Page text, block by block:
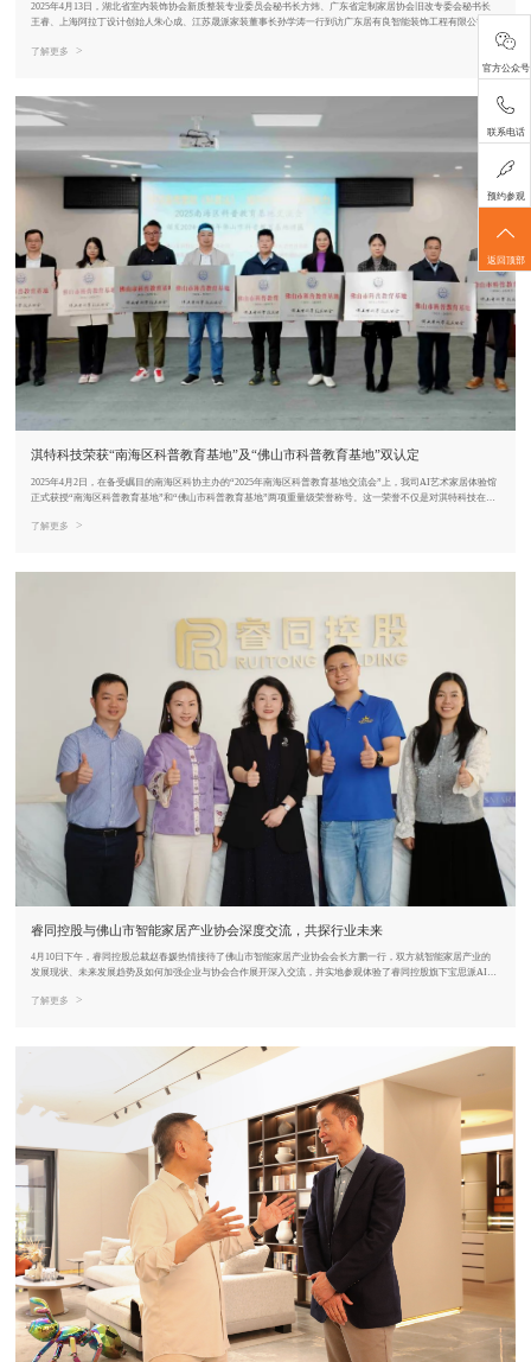
2025年4月13日，湖北省室内装饰协会新质整装专业委员会秘书长方炜、广东省定制家居协会旧改专委会秘书长
王睿、上海阿拉丁设计创始人朱心成、江苏晟派家装董事长孙学涛一行到访广东居有良智能装饰工程有限公司。
了解更多 >
淇特科技荣获“南海区科普教育基地”及“佛山市科普教育基地”双认定
2025年4月2日，在备受瞩目的南海区科协主办的“2025年南海区科普教育基地交流会”上，我司AI艺术家居体验馆
正式获授“南海区科普教育基地”和“佛山市科普教育基地”两项重量级荣誉称号。这一荣誉不仅是对淇特科技在科
了解更多
>
睿同控股与佛山市智能家居产业协会深度交流，共探行业未来
4月10日下午，睿同控股总裁赵春媛热情接待了佛山市智能家居产业协会会长方鹏一行，双方就智能家居产业的
发展现状、未来发展趋势及如何加强企业与协会合作展开深入交流，并实地参观体验了睿同控股旗下宝思派AI艺
了解更多
>
官方公众号
联系电话
预约参观
返回顶部